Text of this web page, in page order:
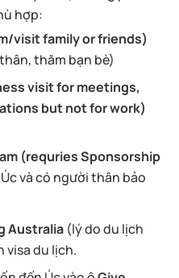
hợp:
visit family or friends)
thăm bạn bè)
visit for meetings,
but not for work)
(requries Sponsorship
và có người thân bảo
Australia (lý do du lịch
visa du lịch.